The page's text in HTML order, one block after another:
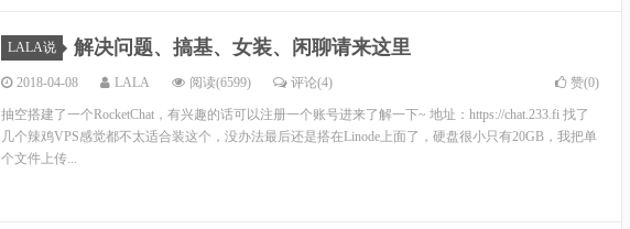
LALA说 解决问题、搞基、女装、闲聊请来这里
2018-04-08 LALA 阅读(6599) 评论(4) 赞(0)
抽空搭建了一个RocketChat，有兴趣的话可以注册一个账号进来了解一下~ 地址：https://chat.233.fi 找了
几个辣鸡VPS感觉都不太适合装这个，没办法最后还是搭在Linode上面了，硬盘很小只有20GB，我把单
个文件上传...